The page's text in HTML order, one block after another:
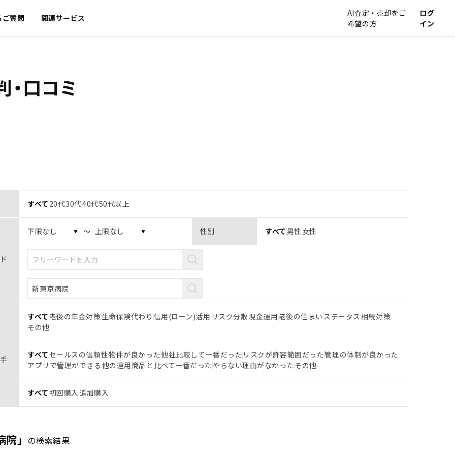
質問 関連サービス
AI査定・売却をご
希望の方
ログ
イン
・口コミ
すべて 20代30代40代50代以上
〜 性別 すべて 男性 女性
すべて老後の年金対策生命保険代わり 信用(ローン)活用 リスク分散現金運用老後の住まい ステータス相続対策
その他
すべてセールスの信頼性物件が良かった他社比較して一番だった リスクが許容範囲だった管理の体制が良かった
アプリで管理ができる 他の運用商品と比べて一番だった やらない理由がなかったその他
すべて初回購入 追加購入
」 の検索結果